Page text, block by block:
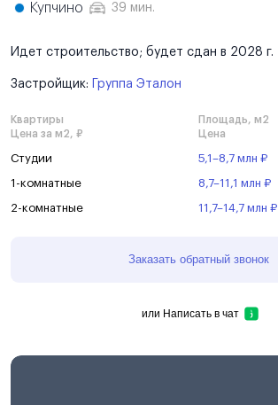
Купчино 39 мин.
Идет строительство; будет сдан в 2028 г.
Застройщик: Группа Эталон
Квартиры
Площадь, м2
Цена за м2, ₽
Цена
Студии 5,1–8,7 млн ₽
1-комнатные 8,7–11,1 млн ₽
2-комнатные 11,7–14,7 млн ₽
Заказать обратный звонок
или Написать в чат